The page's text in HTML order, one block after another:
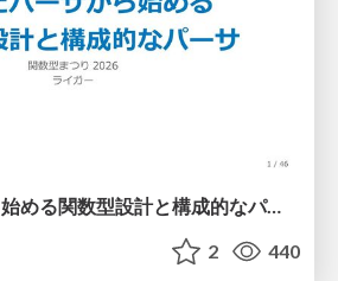
壊れたパーサから始める関数型設計と構成的なパーサ #fp_matsuri
2 440